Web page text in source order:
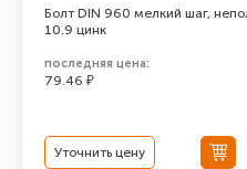
Болт DIN 960 мелкий шаг,
10.9 цинк
последняя цена:
79.46 ₽
Уточнить цену